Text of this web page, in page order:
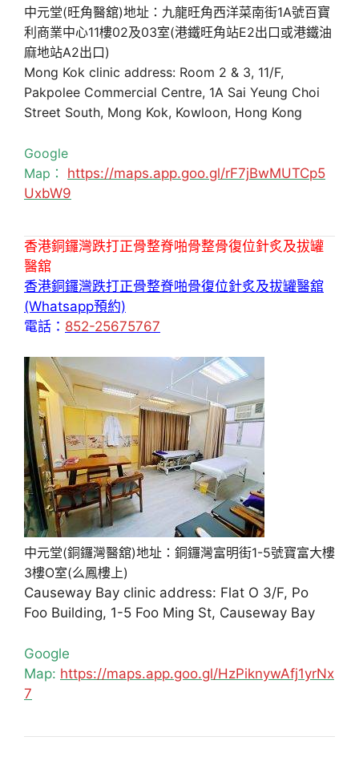
中元堂(旺角醫舘)地址：九龍旺角西洋菜南街1A號百寶
利商業中心11樓02及03室(港鐵旺角站E2出口或港鐵油
麻地站A2出口)
Mong Kok clinic address: Room 2 & 3, 11/F,
Pakpolee Commercial Centre, 1A Sai Yeung Choi
Street South, Mong Kok, Kowloon, Hong Kong
Google
Map： https://maps.app.goo.gl/rF7jBwMUTCp5
UxbW9
香港銅鑼灣跌打正骨整脊啪骨整骨復位針炙及拔罐
醫舘
香港銅鑼灣跌打正骨整脊啪骨復位針炙及拔罐醫舘
(Whatsapp預約)
電話： 852-25675767
中元堂(銅鑼灣醫舘)地址：銅鑼灣富明街1-5號寶富大樓
3樓O室(么鳳樓上)
Causeway Bay clinic address: Flat O 3/F, Po
Foo Building, 1-5 Foo Ming St, Causeway Bay
Google
Map: https://maps.app.goo.gl/HzPiknywAfj1yrNx
7